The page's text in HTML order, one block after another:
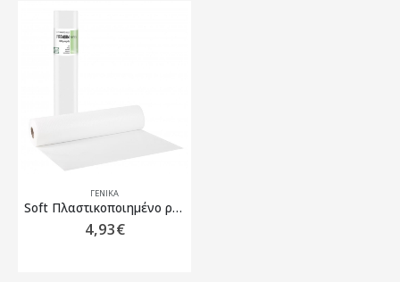
ΓΕΝΙΚΆ
Soft Πλαστικοποιημένο ρολό χαρτί με κόλλα Λευκό PREMIUM STANDARD – 58cm x 50m – 108.025.SA
4,93€